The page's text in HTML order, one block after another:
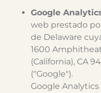
Google
web prestado
de Delaware
1600
(California), CA
("Google").
Google